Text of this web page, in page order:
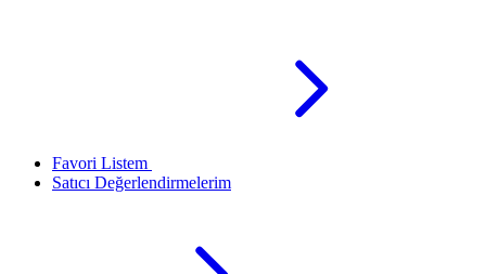
Favori Listem
Satıcı Değerlendirmelerim